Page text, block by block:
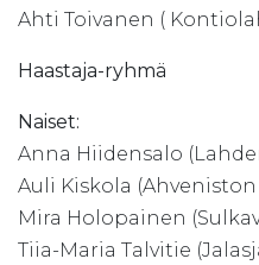
Ahti Toivanen (
Haastaja-ryhmä
Naiset:
Anna Hiidensalo
Auli Kiskola
Mira Holopainen
Tiia-Maria Talvitie